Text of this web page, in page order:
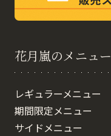
花月嵐のメニュー
レギュラーメニュー
期間限定メニュー
サイドメニュー